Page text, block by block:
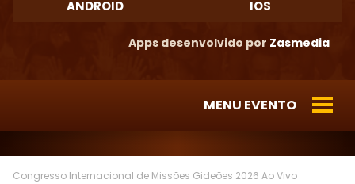
ANDROID IOS
Apps desenvolvido por Zasmedia
MENU EVENTO
Congresso Internacional de Missões Gideões 2026 Ao Vivo